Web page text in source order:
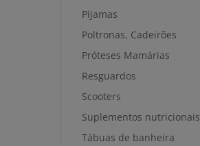
Pijamas
Poltronas, Cadeirões
Próteses Mamárias
Resguardos
Scooters
Suplementos nutricionais
Tábuas de banheira